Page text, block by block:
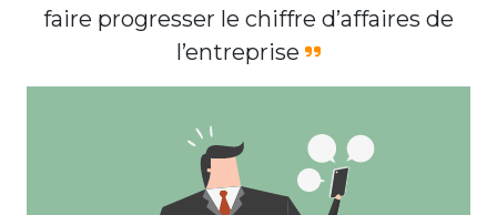
faire progresser le chiffre d’affaires de
l’entreprise